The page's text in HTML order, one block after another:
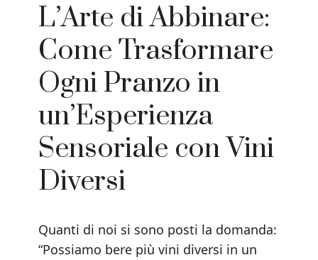
L’Arte di Abbinare:
Come Trasformare
Ogni Pranzo in
un’Esperienza
Sensoriale con Vini
Diversi
Quanti di noi si sono posti la domanda:
“Possiamo bere più vini diversi in un